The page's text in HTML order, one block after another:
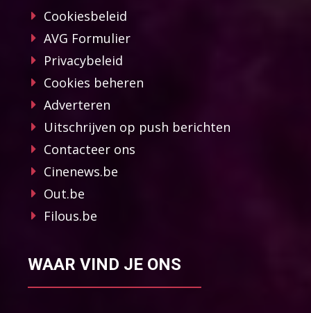
Cookiesbeleid
AVG Formulier
Privacybeleid
Cookies beheren
Adverteren
Uitschrijven op push berichten
Contacteer ons
Cinenews.be
Out.be
Filous.be
WAAR VIND JE ONS